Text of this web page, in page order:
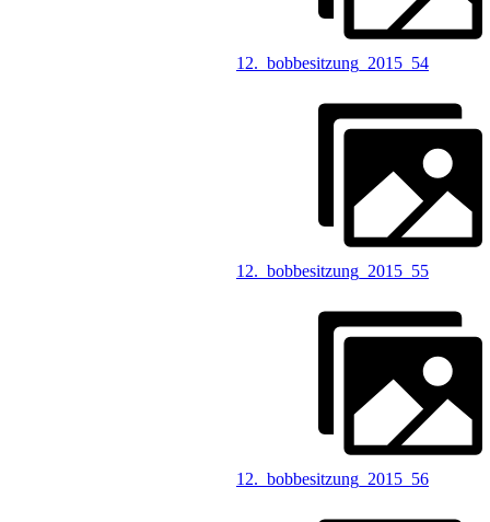
12._bobbesitzung_2015_54
12._bobbesitzung_2015_55
12._bobbesitzung_2015_56